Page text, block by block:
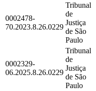
0002478-
70.2023.8.26.0229
Tribunal
de
Justiça
de São
Paulo
0002329-
06.2025.8.26.0229
Tribunal
de
Justiça
de São
Paulo